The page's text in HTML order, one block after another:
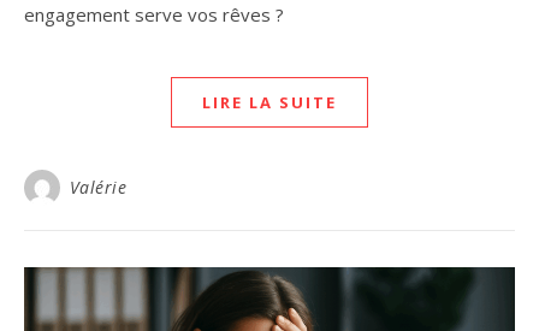
engagement serve vos rêves ?
LIRE LA SUITE
Valérie